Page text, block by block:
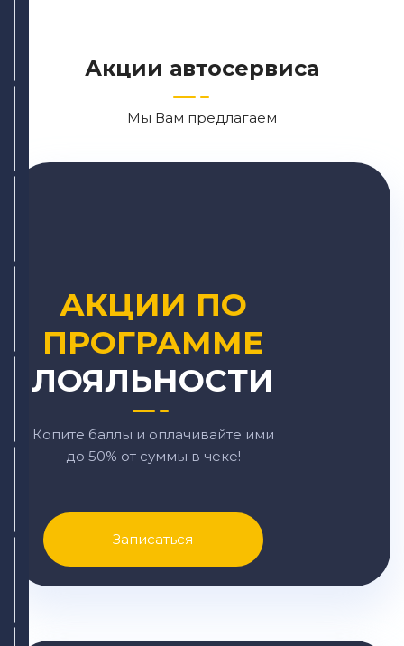
Акции автосервиса
Мы Вам предлагаем
АКЦИИ ПО
ПРОГРАММЕ
ЛОЯЛЬНОСТИ
Копите баллы и оплачивайте ими
до 50% от суммы в чеке!
Записаться